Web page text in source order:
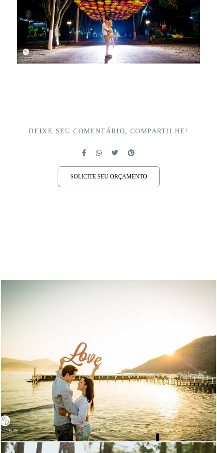
DEIXE SEU COMENTÁRIO, COMPARTILHE!
SOLICITE SEU ORÇAMENTO
3001 68